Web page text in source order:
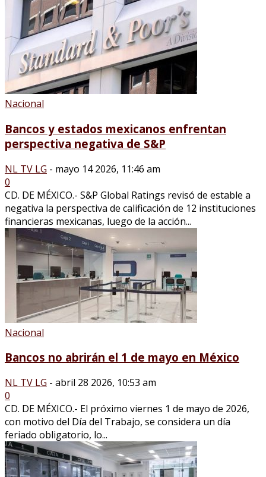
Nacional
Bancos y estados mexicanos enfrentan
perspectiva negativa de S&P
NL TV LG - mayo 14 2026, 11:46 am
0
CD. DE MÉXICO.- S&P Global Ratings revisó de estable a
negativa la perspectiva de calificación de 12 instituciones
financieras mexicanas, luego de la acción...
Nacional
Bancos no abrirán el 1 de mayo en México
NL TV LG - abril 28 2026, 10:53 am
0
CD. DE MÉXICO.- El próximo viernes 1 de mayo de 2026,
con motivo del Día del Trabajo, se considera un día
feriado obligatorio, lo...